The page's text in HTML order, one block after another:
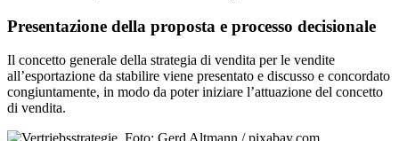
Presentazione della proposta e processo decisionale
Il concetto generale della strategia di vendita per le vendite
all’esportazione da stabilire viene presentato e discusso e concordato
congiuntamente, in modo da poter iniziare l’attuazione del concetto
di vendita.